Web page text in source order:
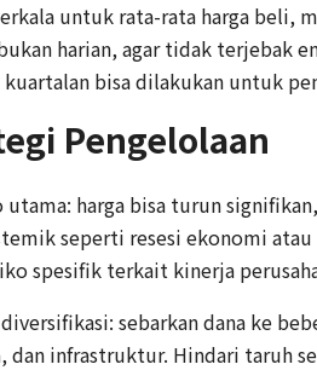
untuk rata-rata harga beli,
harian, agar tidak terjebak
bisa dilakukan untuk
Pengelolaan
utama: harga bisa turun
seperti resesi ekonomi
spesifik terkait kinerja
sebarkan dana ke
dan infrastruktur. Hindari taruh